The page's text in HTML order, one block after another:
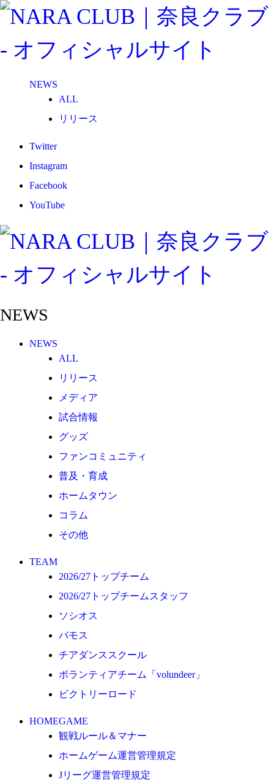
NEWS
ALL
リリース
ホームタウン
その他
ソシオス
バモス
チアダンススクール
ボランティアチーム「volundeer」
ビクトリーロード
HOMEGAME
観戦ルール＆マナー
ホームゲーム運営管理規定
Jリーグ運営管理規定
写真・動画使用ガイドライン
SCHEDULE
2026/27
練習見学時のファンサービスについて
奈良クラブ明治安田J3リーグ2026/27シーズン試
合観戦チケット
奈良クラブ明治安田Ｊ3リーグ 2026/27シーズン
観戦ルール＆マナー
FANCOMMUNITY
2026/27ファンコミュニティ
Twitter
Instagram
Facebook
YouTube
NEWS
NEWS
ALL
リリース
メディア
試合情報
グッズ
ファンコミュニティ
普及・育成
ホームタウン
コラム
その他
TEAM
2026/27トップチーム
2026/27トップチームスタッフ
ソシオス
バモス
チアダンススクール
ボランティアチーム「volundeer」
ビクトリーロード
HOMEGAME
観戦ルール＆マナー
ホームゲーム運営管理規定
Jリーグ運営管理規定